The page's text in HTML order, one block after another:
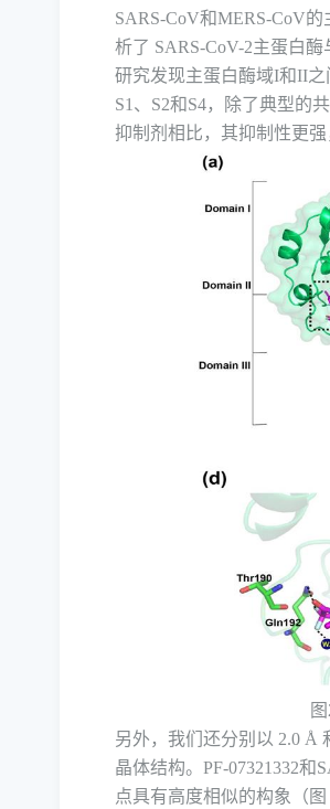
SARS-CoV和MERS-CoV的
析了 SARS-CoV-2主蛋白酶
研究发现主蛋白酶域I和II之
S1 、 S2和S4，除了典型的
抑制剂相比，其抑制性更强
图
另外，我们还分别以 2.0 Å
晶体结构。 PF-07321332和
点具有高度相似的构象（图